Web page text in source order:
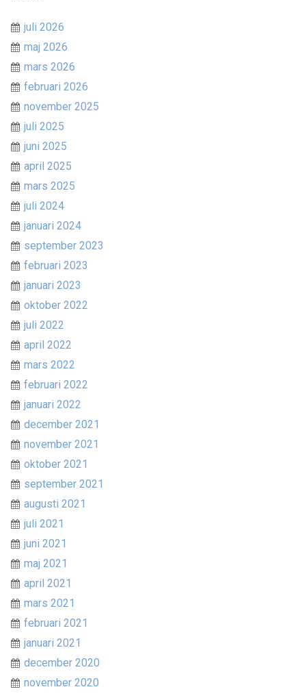
juli 2026
maj 2026
mars 2026
februari 2026
november 2025
juli 2025
juni 2025
april 2025
mars 2025
juli 2024
januari 2024
september 2023
februari 2023
januari 2023
oktober 2022
juli 2022
april 2022
mars 2022
februari 2022
januari 2022
december 2021
november 2021
oktober 2021
september 2021
augusti 2021
juli 2021
juni 2021
maj 2021
april 2021
mars 2021
februari 2021
januari 2021
december 2020
november 2020